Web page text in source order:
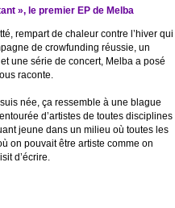
», le premier EP de Melba
rempart de chaleur contre l’hiver qui
de crowfunding réussie, un
une série de concert, Melba a posé
raconte.
née, ça ressemble à une blague
d’artistes de toutes disciplines
jeune dans un milieu où toutes les
on pouvait être artiste comme on
d’écrire.